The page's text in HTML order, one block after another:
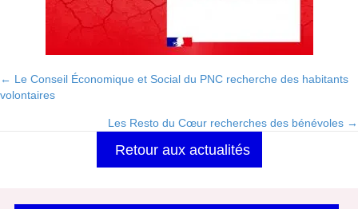
Posts
navigation
← Le Conseil Économique et Social du PNC recherche des habitants
volontaires
Les Resto du Cœur recherches des bénévoles →
Retour aux actualités